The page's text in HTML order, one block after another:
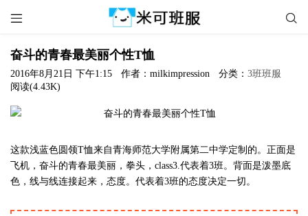
 
奋斗的青春最美丽个性T恤
2016年8月21日 下午1:15 作者：milkimpression 分类： 3班班服
阅读(4.43K)
这款浅蓝色圆领T恤来自青海师范大学附属第二中学定制的。正面是
飞机，奋斗的青春最美丽，拳头，class3.代表着3班。背面是泼墨底
色，线与线连接起来，态度。代表着3班的态度决定一切。